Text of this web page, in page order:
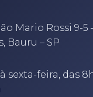
Mario Rossi 9-5
Bauru – SP
sexta-feira, das